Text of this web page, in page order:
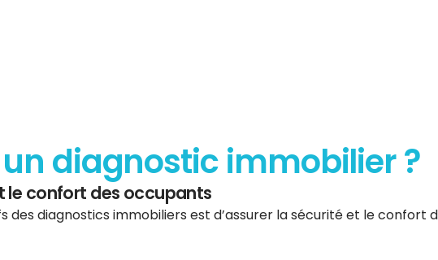
diagnostic immobilier ?
le confort des occupants
des diagnostics immobiliers est d’assurer la sécurité et le confort